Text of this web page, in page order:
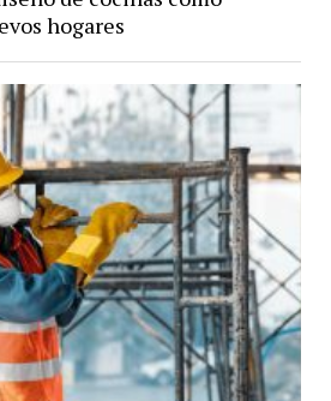
hogares